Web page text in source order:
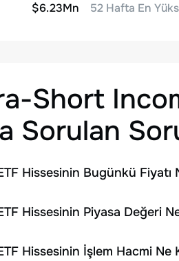
$6.23Mn
52 Hafta En
Short
Sorulan
Hissesinin Bugünkü Fiyatı
Hissesinin Piyasa Değeri
Hissesinin İşlem Hacmi Ne